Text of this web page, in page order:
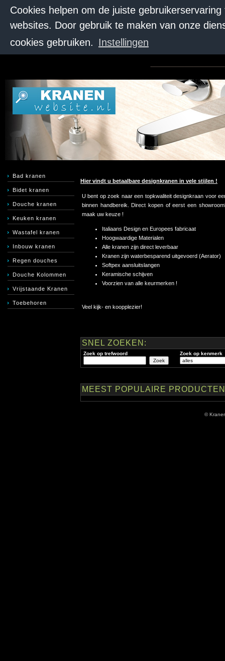
Cookies helpen om de juiste
websites. Door gebruik te maken van onze
cookies gebruiken. Instellingen
Bad kranen
Bidet kranen
Douche kranen
Keuken kranen
Wastafel kranen
Inbouw kranen
Regen douches
Douche Kolommen
Vrijstaande Kranen
Toebehoren
Hier vindt u betaalbare designkranen in vele stijlen !
U bent op zoek naar een topkwaliteit designkraan voor
binnen handbereik. Direct kopen of eerst een
maak uw keuze !
Italiaans Design en Europees fabricaat
Hoogwaardige Materialen
Alle kranen zijn direct leverbaar
Kranen zijn waterbesparend uitgevoerd (Aerator)
Softpex aansluitslangen
Keramische schijven
Voorzien van alle keurmerken !
Veel kijk- en koopplezier!
SNEL ZOEKEN:
Zoek op trefwoord Zoek op kenmerk
MEEST POPULAIRE
©